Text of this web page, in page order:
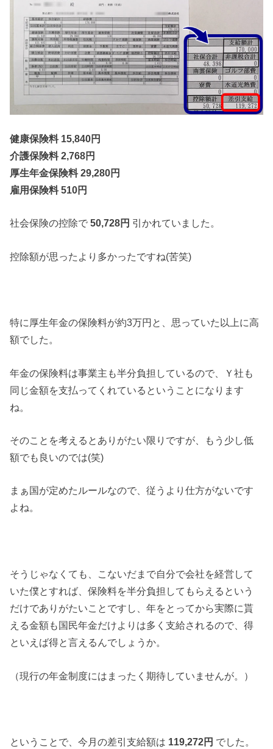
健康保険料 15,840円
介護保険料 2,768円
厚生年金保険料 29,280円
雇用保険料 510円
社会保険の控除で50,728円 引かれていました。
控除額が思ったより多かったですね(苦笑)
特に厚生年金の保険料が約3万円と、思っていた以上に高
額でした。
年金の保険料は事業主も半分負担しているので、Ｙ社も
同じ金額を支払ってくれているということになります
ね。
そのことを考えるとありがたい限りですが、もう少し低
額でも良いのでは(笑)
まぁ国が定めたルールなので、従うより仕方がないです
よね。
そうじゃなくても、こないだまで自分で会社を経営して
いた僕とすれば、保険料を半分負担してもらえるという
だけでありがたいことですし、年をとってから実際に貰
える金額も国民年金だけよりは多く支給されるので、得
といえば得と言えるんでしょうか。
（現行の年金制度にはまったく期待していませんが。）
ということで、今月の差引支給額は 119,272円 でした。